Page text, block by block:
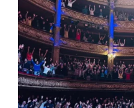
16 concerts
10